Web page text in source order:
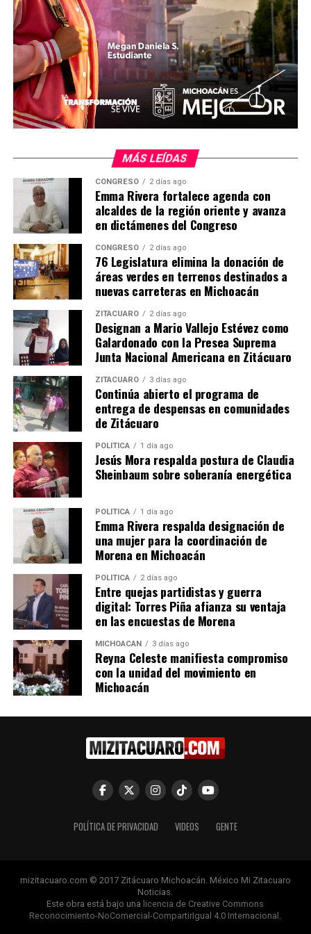
Tzitzio-Limón de Papatzindán; 3.3 kilómetros de la
carretera Cotija de la Paz-Quitupan, y 10.9 kilómetros
de la Tingüindín-J. Jesús Díaz Tzirio, entre otras
acciones.
Comparte con:
Me gusta esto:
Relacionado
Avance significativo en la
rehabilitación de la carretera
Uruapan-Tancítaro-Copetiro,
reporta SCOP
21 noviembre, 2024
En "Michoacán"
SCOP Completa
Rehabilitación de Tramos
Lerma-Chapala
22 noviembre, 2024
En "Michoacán"
Para región Purépecha, 682
mdp en obras carreteras
multianuales: SCOP
13 octubre, 2023
En "Michoacán"
nuevos bachilleratos y universidades en 2026
Teleférico de Uruapan alcanza un millón de pasajeros:
MÁS LEÍDAS
CONGRESO 2 días ago
Emma Rivera fortalece agenda con
alcaldes de la región oriente y avanza
en dictámenes del Congreso
CONGRESO 2 días ago
76 Legislatura elimina la donación de
áreas verdes en terrenos destinados a
nuevas carreteras en Michoacán
ZITÁCUARO 2 días ago
Designan a Mario Vallejo Estévez como
Galardonado con la Presea Suprema
Junta Nacional Americana en Zitácuaro
ZITÁCUARO 3 días ago
Continúa abierto el programa de
entrega de despensas en comunidades
de Zitácuaro
POLÍTICA 1 día ago
Jesús Mora respalda postura de Claudia
Sheinbaum sobre soberanía energética
POLÍTICA 1 día ago
Emma Rivera respalda designación de
una mujer para la coordinación de
Morena en Michoacán
POLÍTICA 2 días ago
Entre quejas partidistas y guerra
digital: Torres Piña afianza su ventaja
en las encuestas de Morena
MICHOACÁN 3 días ago
Reyna Celeste manifiesta compromiso
con la unidad del movimiento en
Michoacán
POLÍTICA DE PRIVACIDAD VIDEOS GENTE
mizitacuaro.com © 2017 Zitácuaro Michoacán. México Mi Zitacuaro
Noticias.
Este obra está bajo una licencia de Creative Commons
Reconocimiento-NoComercial-CompartirIgual 4.0 Internacional